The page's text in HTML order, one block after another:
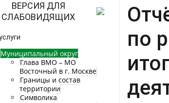
ВЕРСИЯ ДЛЯ
СЛАБОВИДЯЩИХ
Муниципальный округ
Глава ВМО – МО
Восточный в г. Москве
Границы и состав
территории
Символика
по